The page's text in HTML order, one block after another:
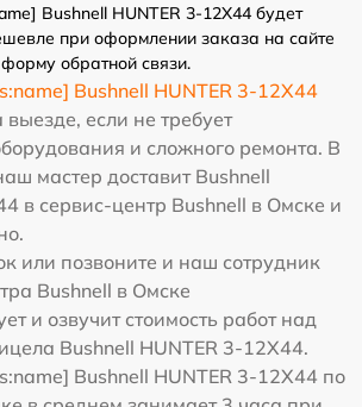
Bushnell HUNTER 3-12X44 будет
при оформлении заказа на сайте
обратной связи.
Bushnell HUNTER 3-12X44
если не требует
и сложного ремонта. В
мастер доставит Bushnell
в сервис-центр Bushnell в Омске и
или позвоните и наш сотрудник
Bushnell в Омске
и озвучит стоимость работ над
Bushnell HUNTER 3-12X44.
Bushnell HUNTER 3-12X44 по